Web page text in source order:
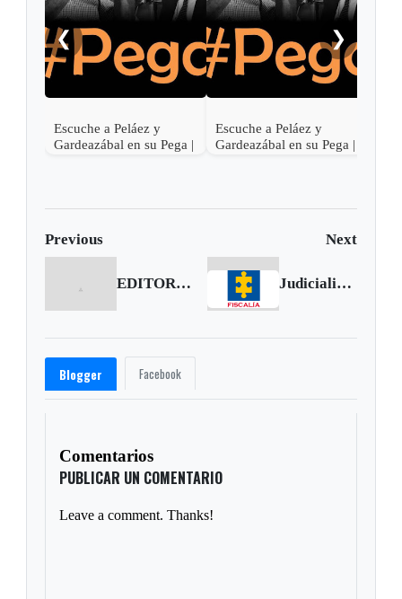
❮
Escuche a Peláez y
Gardeazábal en su Pega |
Escuche a Peláez y
Gardeazábal en su Pega |
❯
Previous Next
EDITORIAL | Santos - Farc: otro incumplimiento Judicializan a un militar por violencia sexual contra niños en Casanare
Blogger Facebook
Comentarios
PUBLICAR UN COMENTARIO
Leave a comment. Thanks!